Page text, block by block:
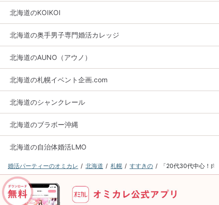
北海道のKOIKOI
北海道の奥手男子専門婚活カレッジ
北海道のAUNO（アウノ）
北海道の札幌イベント企画.com
北海道のシャンクレール
北海道のブラボー沖縄
北海道の自治体婚活LMO
婚活パーティーのオミカレ 北海道 札幌 すすきの 「20代30代中心！